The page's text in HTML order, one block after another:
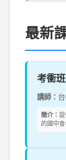
最新
考衝
講師：
簡介：
的國中